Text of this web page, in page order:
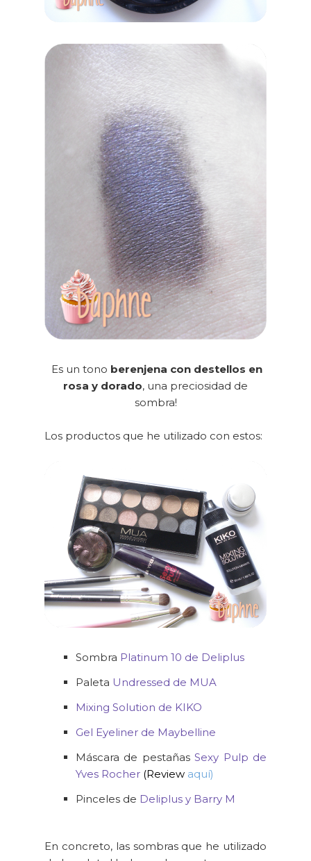
Es un tono berenjena con destellos en
rosa y dorado, una preciosidad de
sombra!
Los productos que he utilizado con estos:
Sombra Platinum 10 de Deliplus
Paleta Undressed de MUA
Mixing Solution de KIKO
Gel Eyeliner de Maybelline
Máscara de pestañasSexy Pulp de
Yves Rocher (Review aquí)
Pinceles de Deliplus y Barry M
En concreto, las sombras que he utilizado